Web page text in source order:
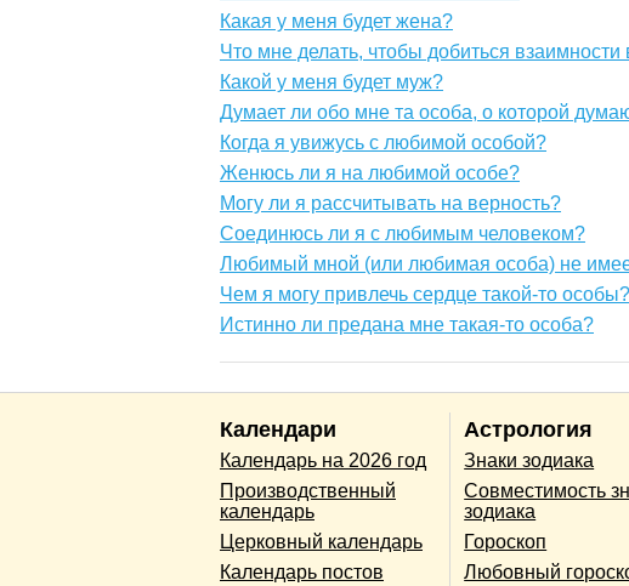
Какая у меня будет жена?
Что мне делать, чтобы добиться
Какой у меня будет муж?
Думает ли обо мне та особа, о которой
Когда я увижусь с любимой особой?
Женюсь ли я на любимой особе?
Могу ли я рассчитывать на верность?
Соединюсь ли я с любимым человеком?
Любимый мной (или любимая особа) не
Чем я могу привлечь сердце такой-то особы?
Истинно ли предана мне такая-то особа?
Календари
Календарь на 2026 год
Производственный
календарь
Церковный календарь
Календарь постов
Астрология
Знаки зодиака
Совместимость
зодиака
Гороскоп
Любовный